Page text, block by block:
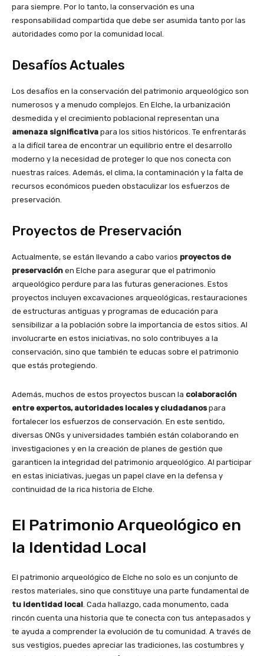
para siempre. Por lo tanto, la conservación es una
responsabilidad compartida que debe ser asumida tanto por las
autoridades como por la comunidad local.
Desafíos Actuales
Los desafíos en la conservación del patrimonio arqueológico son
numerosos y a menudo complejos. En Elche, la urbanización
desmedida y el crecimiento poblacional representan una
amenaza significativa para los sitios históricos. Te enfrentarás
a la difícil tarea de encontrar un equilibrio entre el desarrollo
moderno y la necesidad de proteger lo que nos conecta con
nuestras raíces. Además, el clima, la contaminación y la falta de
recursos económicos pueden obstaculizar los esfuerzos de
preservación.
Proyectos de Preservación
Actualmente, se están llevando a cabo varios proyectos de
preservación en Elche para asegurar que el patrimonio
arqueológico perdure para las futuras generaciones. Estos
proyectos incluyen excavaciones arqueológicas, restauraciones
de estructuras antiguas y programas de educación para
sensibilizar a la población sobre la importancia de estos sitios. Al
involucrarte en estos iniciativas, no solo contribuyes a la
conservación, sino que también te educas sobre el patrimonio
que estás protegiendo.
Además, muchos de estos proyectos buscan la colaboración
entre expertos, autoridades locales y ciudadanospara
fortalecer los esfuerzos de conservación. En este sentido,
diversas ONGs y universidades también están colaborando en
investigaciones y en la creación de planes de gestión que
garanticen la integridad del patrimonio arqueológico. Al participar
en estas iniciativas, juegas un papel clave en la defensa y
continuidad de la rica historia de Elche.
El Patrimonio Arqueológico en
la Identidad Local
El patrimonio arqueológico de Elche no solo es un conjunto de
restos materiales, sino que constituye una parte fundamental de
tu identidad local. Cada hallazgo, cada monumento, cada
rincón cuenta una historia que te conecta con tus antepasados y
te ayuda a comprender la evolución de tu comunidad. A través de
sus vestigios, puedes apreciar las tradiciones, las costumbres y